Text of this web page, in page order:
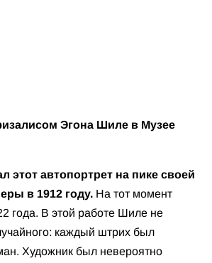
Эгона Шиле в Музее
этот автопортрет на пике своей
в 1912 году. На тот момент
года. В этой работе Шиле не
каждый штрих был
Художник был невероятно